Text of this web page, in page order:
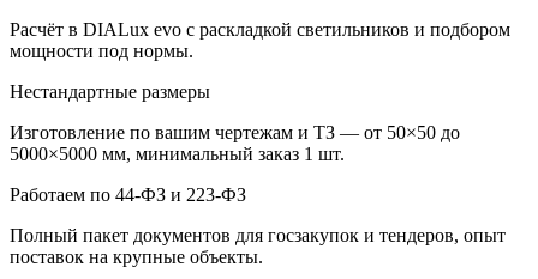
Расчёт в DIALux evo с раскладкой светильников и подбором
мощности под нормы.
Нестандартные размеры
Изготовление по вашим чертежам и ТЗ — от 50×50 до
5000×5000 мм, минимальный заказ 1 шт.
Работаем по 44-ФЗ и 223-ФЗ
Полный пакет документов для госзакупок и тендеров, опыт
поставок на крупные объекты.